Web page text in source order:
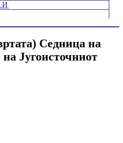
Седница на
на Југоисточниот